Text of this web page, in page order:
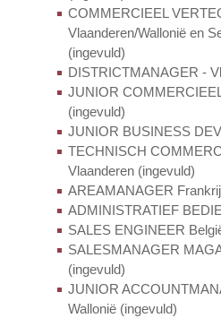
COMMERCIEEL
Vlaanderen/Wallonië en
(ingevuld)
DISTRICTMANAGER -
JUNIOR
(ingevuld)
JUNIOR BUSINESS
TECHNISCH
Vlaanderen (ingevuld)
AREAMANAGER
ADMINISTRATIEF
SALES ENGINEER
SALESMANAGER
(ingevuld)
JUNIOR
Wallonië (ingevuld)